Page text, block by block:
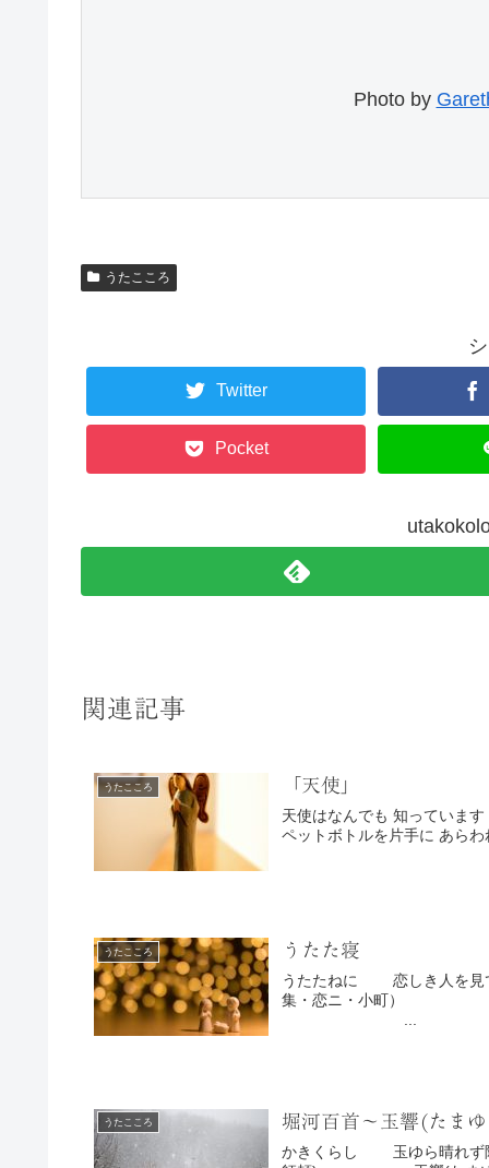
Photo by
うたこころ
Twitter
Pocket
関連記事
うたこころ 「天使」
天使はなんでも 知っています 名乗らずとも ぼくの名前を知っていた 天使もノドが かわきます
うたこころ うたた寝
うたたねに 恋しき人を見てしより 夢てふものは たのみそめてき （古今
集・恋ニ・小町） 小野小町です 夢のなかでも
うたこころ 堀河百首〜玉響(たま
かきくらし 玉ゆら晴れず降る雪の 幾重つもりぬ 越の白山 （堀河百首・